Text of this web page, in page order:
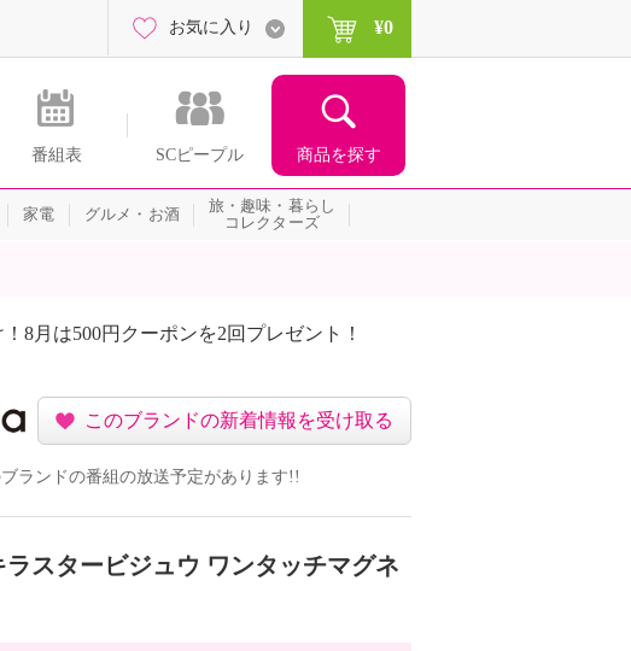
番組表 SCピープル 商品を探す
お気に入り ¥0
家電 グルメ・お酒
旅・趣味・暮らし
コレクターズ
8月は500円クーポンを2回プレゼント！
このブランドの新着情報を受け取る
ランドの番組の放送予定があります!!
ラスタービジュウ ワンタッチマグネ